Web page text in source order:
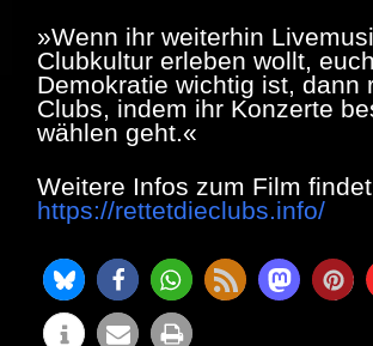
»Wenn ihr weiterhin
Clubkultur erleben wollt, euch
Demokratie wichtig ist, dann
Clubs, indem ihr Konzerte
wählen geht.«
Weitere Infos zum Film
https://rettetdieclubs.info/